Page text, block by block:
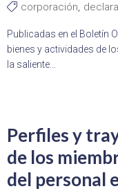
corporación,
Publicadas en el Boletín
bienes y actividades de
la saliente...
Perfiles y
de los
del personal